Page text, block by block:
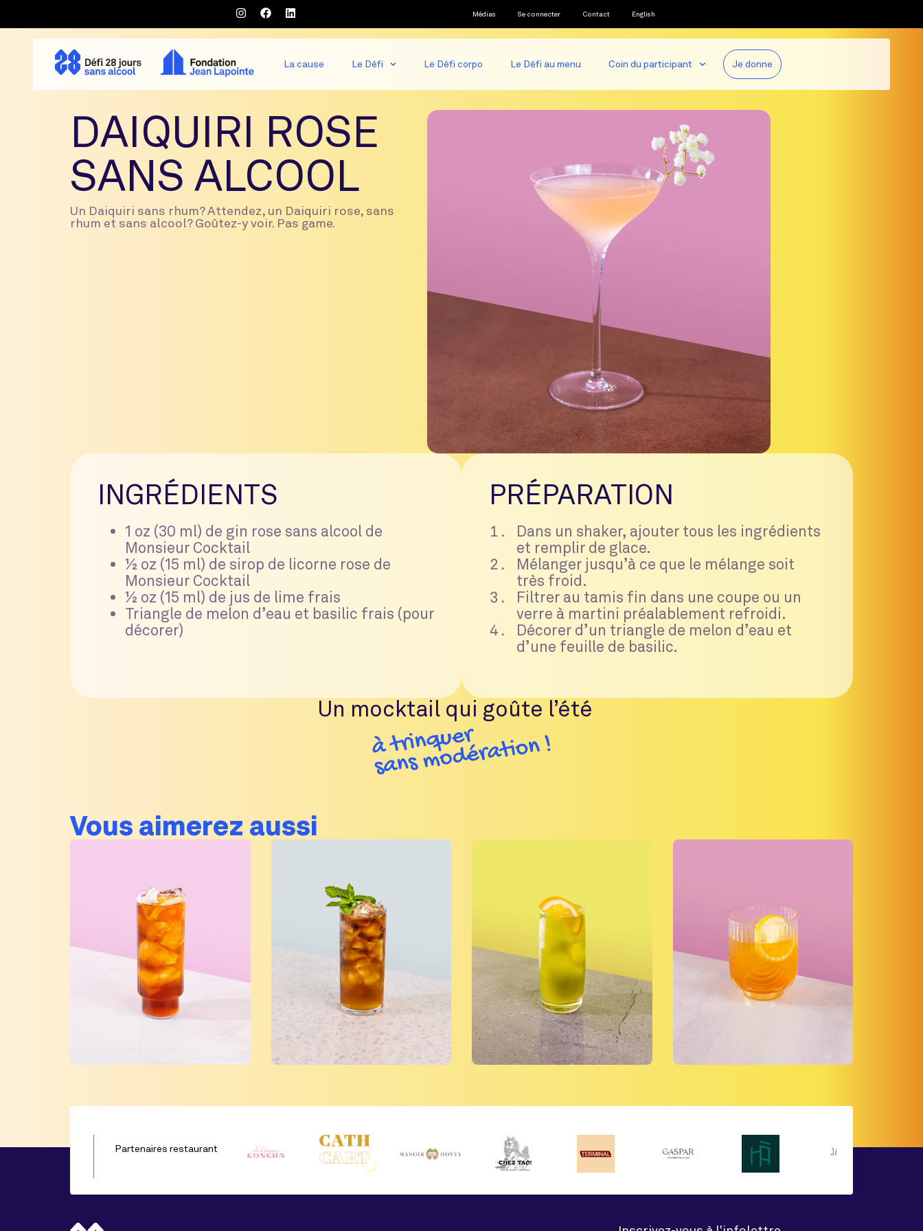
Médias Se connecter Contact English
La cause Le Défi Le Défi corpo Le Défi au menu Coin du participant Je donne
DAIQUIRI ROSE
SANS ALCOOL
Un Daiquiri sans rhum? Attendez, un Daiquiri rose, sans
rhum et sans alcool? Goûtez-y voir. Pas game.
INGRÉDIENTS
1 oz (30 ml) de gin rose sans alcool de
Monsieur Cocktail
½ oz (15 ml) de sirop de licorne rose de
Monsieur Cocktail
½ oz (15 ml) de jus de lime frais
Triangle de melon d’eau et basilic frais (pour
décorer)
PRÉPARATION
Dans un shaker, ajouter tous les ingrédients
et remplir de glace.
Mélanger jusqu’à ce que le mélange soit
très froid.
Filtrer au tamis fin dans une coupe ou un
verre à martini préalablement refroidi.
Décorer d’un triangle de melon d’eau et
d’une feuille de basilic.
Un mocktail qui goûte l’été
Vous aimerez aussi
Partenaires restaurant